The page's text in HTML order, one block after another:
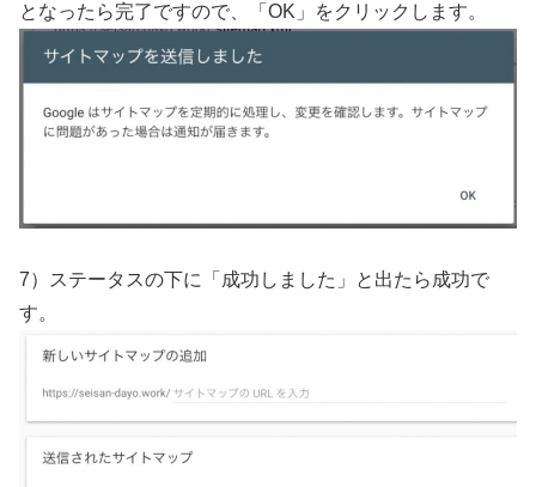
となったら完了ですので、「OK」をクリックします。
7）ステータスの下に「成功しました」と出たら成功で
す。